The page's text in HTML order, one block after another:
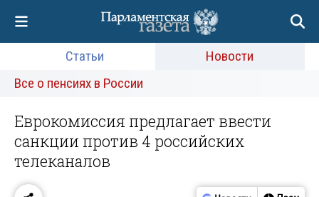
Статьи
Новости
Все о пенсиях в России
Еврокомиссия предлагает ввести
санкции против 4 российских
телеканалов